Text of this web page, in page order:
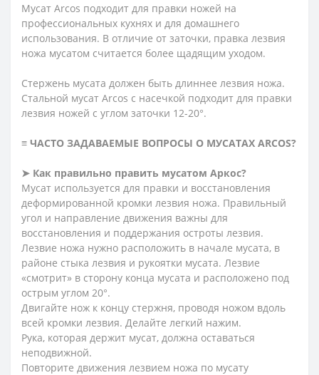
Мусат Arcos подходит для правки ножей на
профессиональных кухнях и для домашнего
использования. В отличие от заточки, правка лезвия
ножа мусатом считается более щадящим уходом.
Стержень мусата должен быть длиннее лезвия ножа.
Стальной мусат Arcos с насечкой подходит для правки
лезвия ножей с углом заточки 12-20°.
≡ ЧАСТО ЗАДАВАЕМЫЕ ВОПРОСЫ О МУСАТАХ ARCOS?
➤ Как правильно править мусатом Аркос?
Мусат используется для правки и восстановления
деформированной кромки лезвия ножа. Правильный
угол и направление движения важны для
восстановления и поддержания остроты лезвия.
Лезвие ножа нужно расположить в начале мусата, в
районе стыка лезвия и рукоятки мусата. Лезвие
«смотрит» в сторону конца мусата и расположено под
острым углом 20°.
Двигайте нож к концу стержня, проводя ножом вдоль
всей кромки лезвия. Делайте легкий нажим.
Рука, которая держит мусат, должна оставаться
неподвижной.
Повторите движения лезвием ножа по мусату